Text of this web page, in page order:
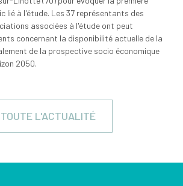
lié à l'étude. Les 37 représentants des
associées à l'étude ont peut
concernant la disponibilité actuelle de la
de la prospective socio économique
2050.
TOUTE L'ACTUALITÉ